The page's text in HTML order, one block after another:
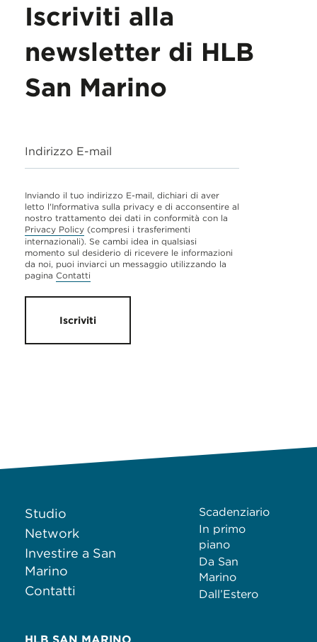
Iscriviti alla
newsletter di HLB
San Marino
Indirizzo E-mail
Inviando il tuo indirizzo E-mail, dichiari di aver
letto l'Informativa sulla privacy e di acconsentire al
nostro trattamento dei dati in conformità con la
Privacy Policy (compresi i trasferimenti
internazionali). Se cambi idea in qualsiasi
momento sul desiderio di ricevere le informazioni
da noi, puoi inviarci un messaggio utilizzando la
pagina Contatti
Iscriviti
Studio
Network
Investire a San
Marino
Contatti
Scadenziario
In primo
piano
Da San
Marino
Dall’Estero